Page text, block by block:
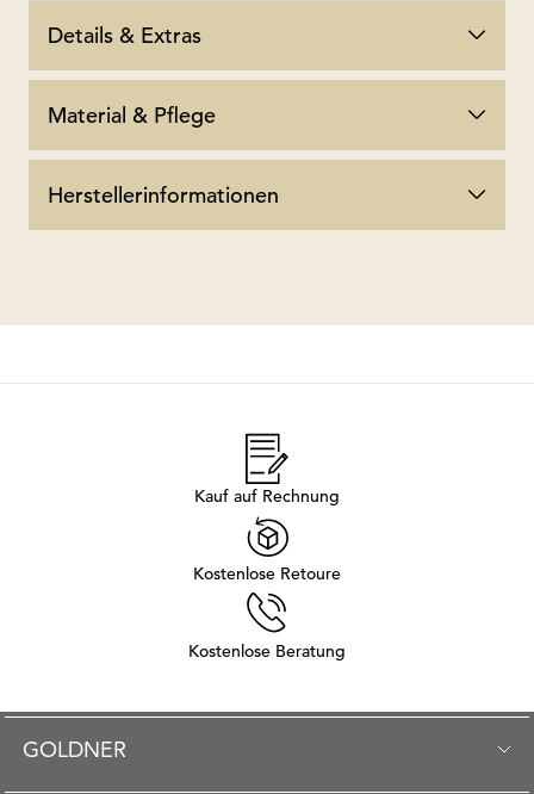
Details & Extras
Material & Pflege
Herstellerinformationen
Kauf auf Rechnung
Kostenlose Retoure
Kostenlose Beratung
GOLDNER